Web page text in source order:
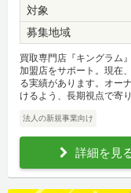
対象
募集地域
買取専門店『キングラム
加盟店をサポート。現在
る実績があります。オー
けるよう、長期視点で寄
法人の新規事業向け
詳細を見